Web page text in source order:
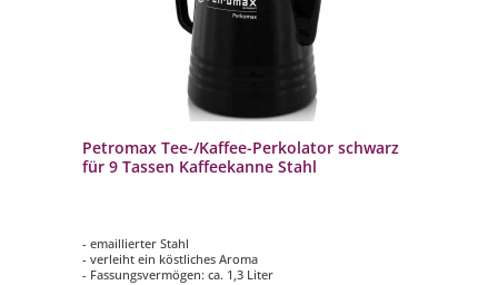
Petromax Tee-/Kaffee-Perkolator schwarz
für 9 Tassen Kaffeekanne Stahl
- emaillierter Stahl
- verleiht ein köstliches Aroma
- Fassungsvermögen: ca. 1,3 Liter